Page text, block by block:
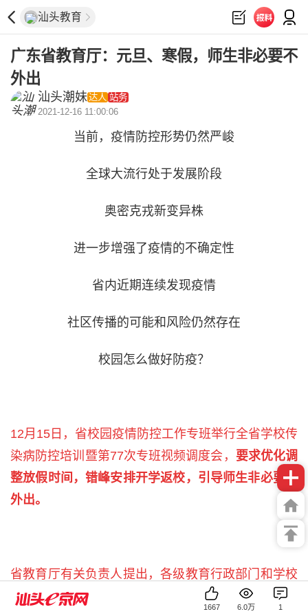
汕头教育
广东省教育厅：元旦、寒假，师生非必要不
外出
汕头潮妹达人 站务
2021-12-16 11:00:06
当前，疫情防控形势仍然严峻
全球大流行处于发展阶段
奥密克戎新变异株
进一步增强了疫情的不确定性
省内近期连续发现疫情
社区传播的可能和风险仍然存在
校园怎么做好防疫？
12月15日，省校园疫情防控工作专班举行全省学校传
染病防控培训暨第77次专班视频调度会， 要求优化调
整放假时间，错峰安排开学返校，引导师生非必要不
外出。
省教育厅有关负责人提出，各级教育行政部门和学校
要毫不动摇地坚持“外防输入、内防反弹”总策略和“动
1667 6.0万 1